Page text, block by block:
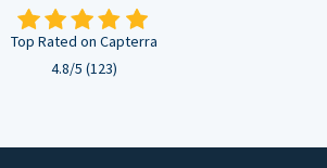
Top Rated on Capterra
4.8/5 (123)